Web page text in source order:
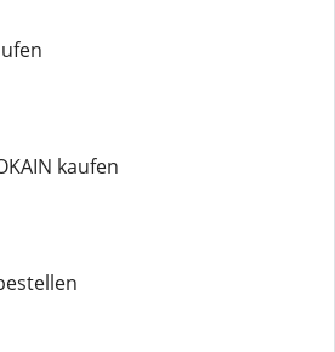
kaufen